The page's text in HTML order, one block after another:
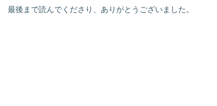
最後まで読んでくださり、ありがとうございました。